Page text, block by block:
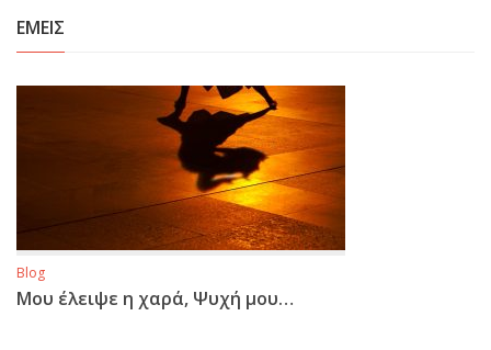
ΕΜΕΙΣ
Blog
Μου έλειψε η χαρά, Ψυχή μου…